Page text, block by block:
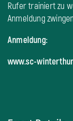
Rufer trainiert zu
Anmeldung
Anmeldung:
www.sc-